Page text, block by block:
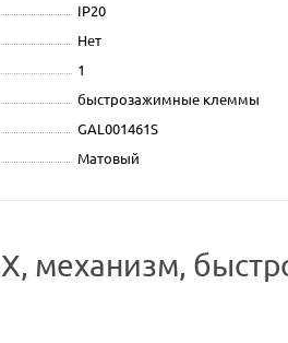
IP20
Нет
1
быстрозажимные клеммы
GAL001461S
Матовый
механизм,